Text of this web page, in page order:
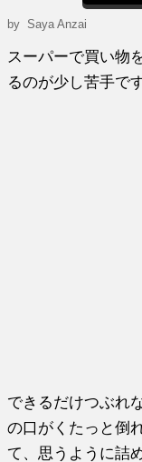
by Saya Anzai
スーパーで買い物
るのが少し苦手です
できるだけつぶれ
の口がくたっと倒
て、思うように詰